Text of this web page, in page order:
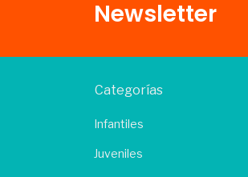
Newsletter
Categorías
Infantiles
Juveniles